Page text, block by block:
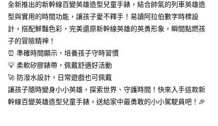
全新推出的新幹線百變英雄造型兒童手錶，結合帥氣的列車英雄造
型與實用的時間功能，讓孩子愛不釋手！易讀阿拉伯數字時標設
計，搭配鮮豔色彩，完美還原新幹線英雄的英勇形象，瞬間點燃孩
子的冒險精神！
⏰ 準確時間顯示，培養孩子守時習慣
💡 柔軟矽膠錶帶，佩戴舒適好活動
🚀 防潑水設計，日常遊戲也可佩戴
讓孩子隨時變身小小英雄，探索世界、守護時間！快來入手這款新
幹線百變英雄造型兒童手錶，送給家中最勇敢的小小駕駛員吧！🎉